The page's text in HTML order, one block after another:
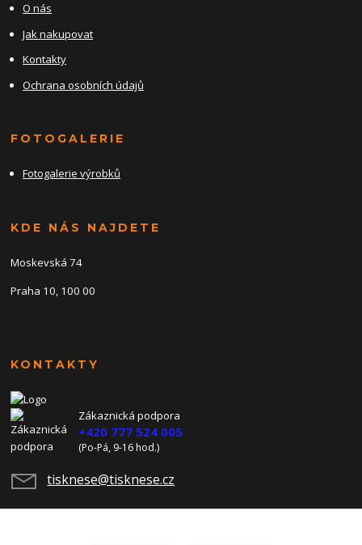
O nás
Jak nakupovat
Kontakty
Ochrana osobních údajů
FOTOGALERIE
Fotogalerie výrobků
KDE NÁS NAJDETE
Moskevská 74
Praha 10, 100 00
KONTAKTY
Zákaznická podpora
+420 777 524 005
(Po-Pá, 9-16 hod.)
tisknese@tisknese.cz